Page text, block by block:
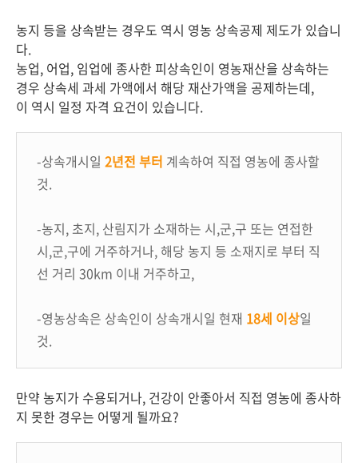
농지 등을 상속받는 경우도 역시 영농 상속공제 제도가 있습니
다.
농업, 어업, 임업에 종사한 피상속인이 영농재산을 상속하는
경우 상속세 과세 가액에서 해당 재산가액을 공제하는데,
이 역시 일정 자격 요건이 있습니다.
-상속개시일 2년전 부터 계속하여 직접 영농에 종사할
것.
-농지, 초지, 산림지가 소재하는 시,군,구 또는 연접한
시,군,구에 거주하거나, 해당 농지 등 소재지로 부터 직
선 거리 30km 이내 거주하고,
-영농상속은 상속인이 상속개시일 현재 18세 이상일
것.
만약 농지가 수용되거나, 건강이 안좋아서 직접 영농에 종사하
지 못한 경우는 어떻게 될까요?